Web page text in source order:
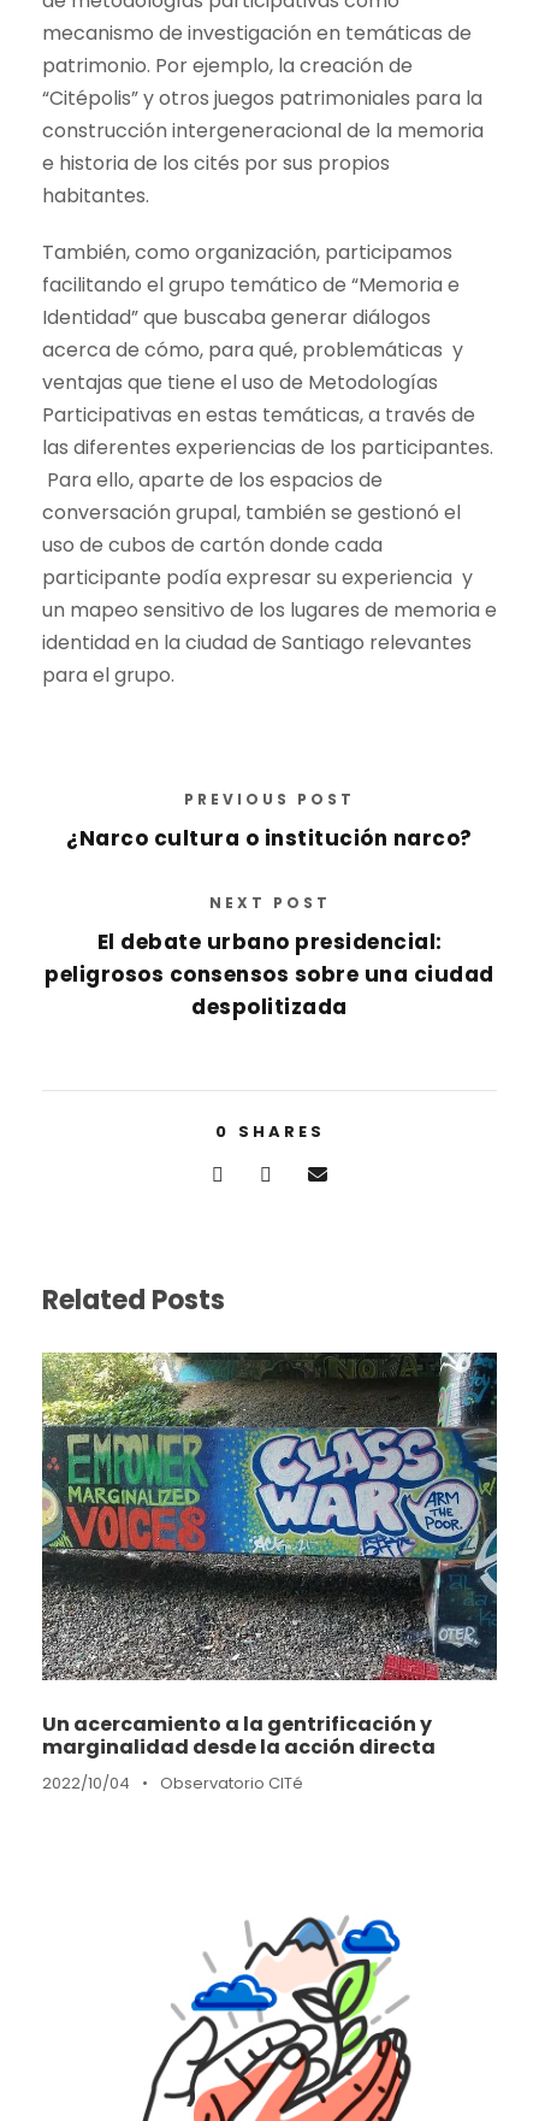
mecanismo de investigación en temáticas de
patrimonio. Por ejemplo, la creación de
“Citépolis” y otros juegos patrimoniales para la
construcción intergeneracional de la memoria
e historia de los cités por sus propios
habitantes.
También, como organización, participamos
facilitando el grupo temático de “Memoria e
Identidad” que buscaba generar diálogos
acerca de cómo, para qué, problemáticas y
ventajas que tiene el uso de Metodologías
Participativas en estas temáticas, a través de
las diferentes experiencias de los participantes.
Para ello, aparte de los espacios de
conversación grupal, también se gestionó el
uso de cubos de cartón donde cada
participante podía expresar su experiencia y
un mapeo sensitivo de los lugares de memoria e
identidad en la ciudad de Santiago relevantes
para el grupo.
PREVIOUS POST
¿Narco cultura o institución narco?
NEXT POST
El debate urbano presidencial:
peligrosos consensos sobre una ciudad
despolitizada
0 SHARES
Related Posts
Un acercamiento a la gentrificación y
marginalidad desde la acción directa
2022/10/04 • Observatorio CITé